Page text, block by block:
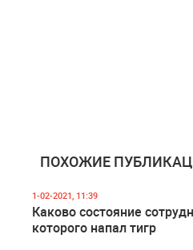
ПОХОЖИЕ
1-02-2021, 11:39
Каково состояние
которого напал тигр